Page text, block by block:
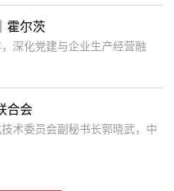
霍尔茨
深化党建与企业生产经营融
合会
术委员会副秘书长郭晓武，中